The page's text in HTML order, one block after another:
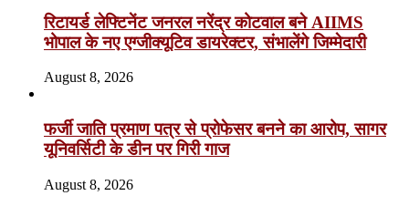
रिटायर्ड लेफ्टिनेंट जनरल नरेंद्र कोटवाल बने AIIMS
भोपाल के नए एग्जीक्यूटिव डायरेक्टर, संभालेंगे जिम्मेदारी
August 8, 2026
फर्जी जाति प्रमाण पत्र से प्रोफेसर बनने का आरोप, सागर
यूनिवर्सिटी के डीन पर गिरी गाज
August 8, 2026